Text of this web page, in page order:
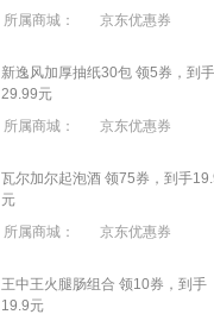
所属商城：
京东优惠券
新逸风加厚抽纸30包 领5券，到手
29.99元
所属商城：
京东优惠券
瓦尔加尔起泡酒 领75券，到手
元
所属商城：
京东优惠券
王中王火腿肠组合 领10券，到手
19.9元